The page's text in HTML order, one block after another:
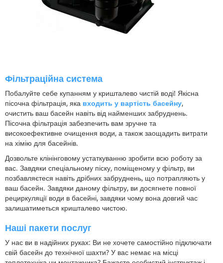
Фільтраційна система
Побалуйте себе купанням у кришталево чистій воді! Якісна
пісочна фільтрація, яка входить у вартість басейну,
очистить ваш басейн навіть від найменших забруднень.
Пісочна фільтрація забезпечить вам зручне та
високоефективне очищення води, а також заощадить витрати
на хімію для басейнів.
Дозвольте клінінговому устаткуванню зробити всю роботу за
вас. Завдяки спеціальному піску, поміщеному у фільтр, ви
позбавляєтеся навіть дрібних забруднень, що потрапляють у
ваш басейн. Завдяки даному фільтру, ви досягнете повної
рециркуляції води в басейні, завдяки чому вона довгий час
залишатиметься кришталево чистою.
Наші пакети послуг
У нас ви в надійних руках: Ви не хочете самостійно підключати
свій басейн до технічної шахти? У вас немає на місці